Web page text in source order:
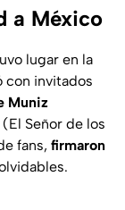
a México
lugar en la
con invitados
Muniz
(El Señor de los
fans, firmaron